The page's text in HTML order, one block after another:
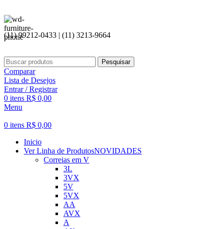
(11) 99212-0433 | (11) 3213-9664
Pesquisar
Comparar
Lista de Desejos
Entrar / Registrar
0 itens R$ 0,00
Menu
0 itens R$ 0,00
Inicio
Ver Linha de ProdutosNOVIDADES
Correias em V
3L
3VX
5V
5VX
AA
AVX
A